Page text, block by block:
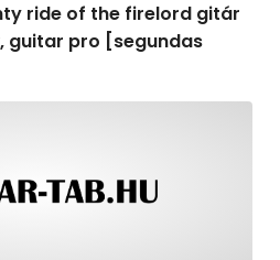
ride of the firelord gitár
guitar pro [segundas